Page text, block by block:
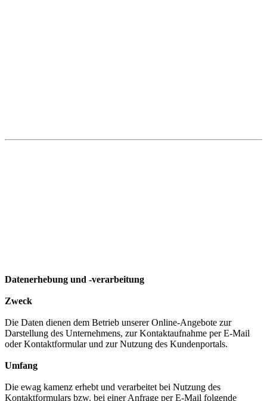
Datenerhebung und -verarbeitung
Zweck
Die Daten dienen dem Betrieb unserer Online-Angebote zur
Darstellung des Unternehmens, zur Kontaktaufnahme per E-Mail
oder Kontaktformular und zur Nutzung des Kundenportals.
Umfang
Die ewag kamenz erhebt und verarbeitet bei Nutzung des
Kontaktformulars bzw. bei einer Anfrage per E-Mail folgende